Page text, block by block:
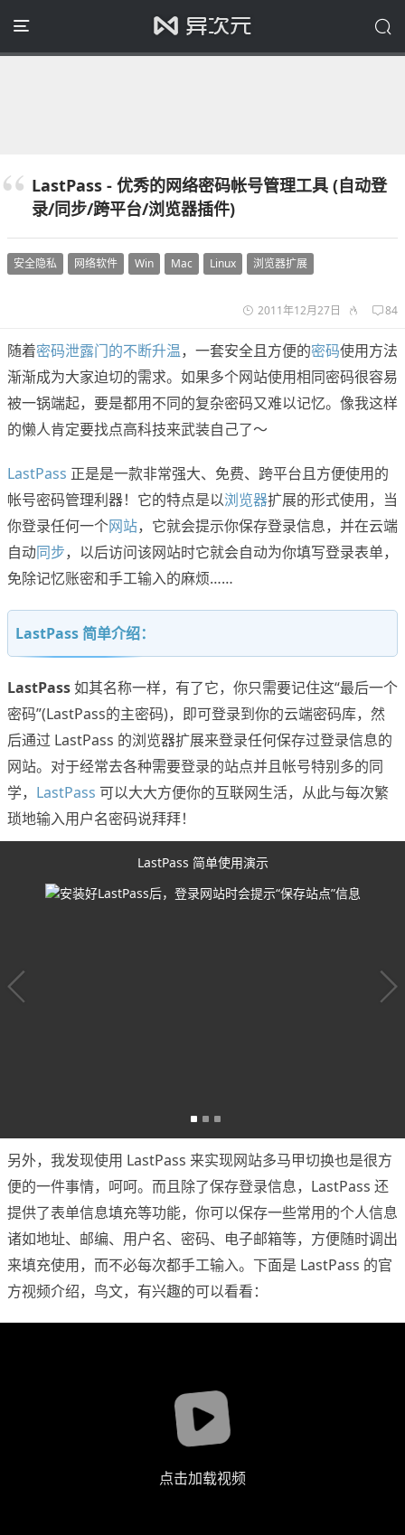
LastPass - 优秀的网络密码帐号管理工具 (自动登
录/同步/跨平台/浏览器插件)
安全隐私 网络软件 Win Mac Linux 浏览器扩展
2011年12月27日 84
随着密码泄露门的不断升温，一套安全且方便的密码使用方法
渐渐成为大家迫切的需求。如果多个网站使用相同密码很容易
被一锅端起，要是都用不同的复杂密码又难以记忆。像我这样
的懒人肯定要找点高科技来武装自己了～
LastPass 正是是一款非常强大、免费、跨平台且方便使用的
帐号密码管理利器！它的特点是以浏览器扩展的形式使用，当
你登录任何一个网站，它就会提示你保存登录信息，并在云端
自动同步，以后访问该网站时它就会自动为你填写登录表单，
免除记忆账密和手工输入的麻烦……
LastPass 简单介绍：
LastPass如其名称一样，有了它，你只需要记住这“最后一个
密码”(LastPass的主密码)，即可登录到你的云端密码库，然
后通过 LastPass 的浏览器扩展来登录任何保存过登录信息的
网站。对于经常去各种需要登录的站点并且帐号特别多的同
学， LastPass 可以大大方便你的互联网生活，从此与每次繁
琐地输入用户名密码说拜拜！
LastPass 简单使用演示
安装好LastPass后，登录网站时会提示“保存站点”信息
另外，我发现使用 LastPass 来实现网站多马甲切换也是很方
便的一件事情，呵呵。而且除了保存登录信息，LastPass 还
提供了表单信息填充等功能，你可以保存一些常用的个人信息
诸如地址、邮编、用户名、密码、电子邮箱等，方便随时调出
来填充使用，而不必每次都手工输入。下面是 LastPass 的官
方视频介绍，鸟文，有兴趣的可以看看：
点击加载视频